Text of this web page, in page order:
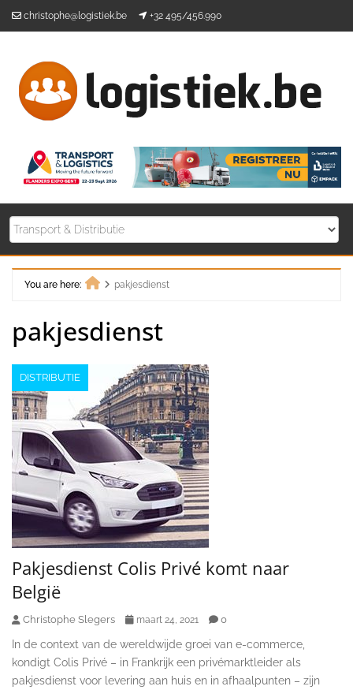
christophe@logistiek.be +32 495/456.990
You are here:
pakjesdienst
pakjesdienst
DISTRIBUTIE
Pakjesdienst Colis Privé komt naar
België
Christophe Slegers maart 24, 2021 0
In de context van de wereldwijde groei van e-commerce,
kondigt Colis Privé – in Frankrijk een privémarktleider als
pakjesdienst voor levering aan huis en in afhaalpunten – zijn